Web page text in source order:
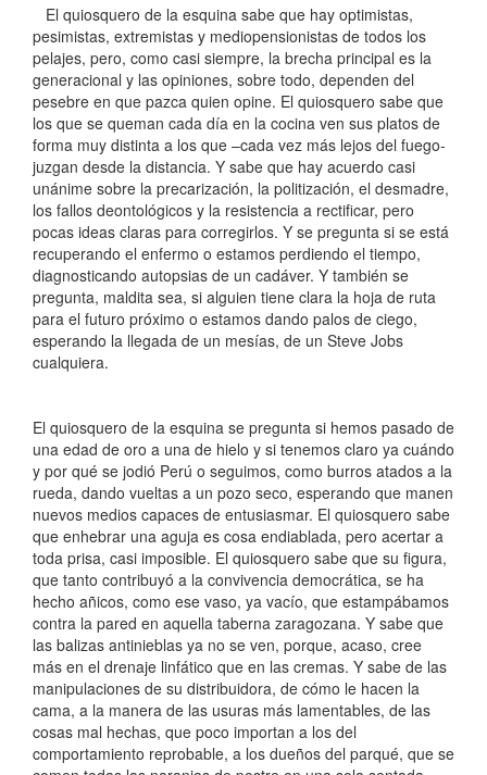
El quiosquero de la esquina sabe que hay optimistas,
pesimistas, extremistas y mediopensionistas de todos los
pelajes, pero, como casi siempre, la brecha principal es la
generacional y las opiniones, sobre todo, dependen del
pesebre en que pazca quien opine. El quiosquero sabe que
los que se queman cada día en la cocina ven sus platos de
forma muy distinta a los que –cada vez más lejos del fuego-
juzgan desde la distancia. Y sabe que hay acuerdo casi
unánime sobre la precarización, la politización, el desmadre,
los fallos deontológicos y la resistencia a rectificar, pero
pocas ideas claras para corregirlos. Y se pregunta si se está
recuperando el enfermo o estamos perdiendo el tiempo,
diagnosticando autopsias de un cadáver. Y también se
pregunta, maldita sea, si alguien tiene clara la hoja de ruta
para el futuro próximo o estamos dando palos de ciego,
esperando la llegada de un mesías, de un Steve Jobs
cualquiera.
El quiosquero de la esquina se pregunta si hemos pasado de
una edad de oro a una de hielo y si tenemos claro ya cuándo
y por qué se jodió Perú o seguimos, como burros atados a la
rueda, dando vueltas a un pozo seco, esperando que manen
nuevos medios capaces de entusiasmar. El quiosquero sabe
que enhebrar una aguja es cosa endiablada, pero acertar a
toda prisa, casi imposible. El quiosquero sabe que su figura,
que tanto contribuyó a la convivencia democrática, se ha
hecho añicos, como ese vaso, ya vacío, que estampábamos
contra la pared en aquella taberna zaragozana. Y sabe que
las balizas antinieblas ya no se ven, porque, acaso, cree
más en el drenaje linfático que en las cremas. Y sabe de las
manipulaciones de su distribuidora, de cómo le hacen la
cama, a la manera de las usuras más lamentables, de las
cosas mal hechas, que poco importan a los del
comportamiento reprobable, a los dueños del parqué, que se